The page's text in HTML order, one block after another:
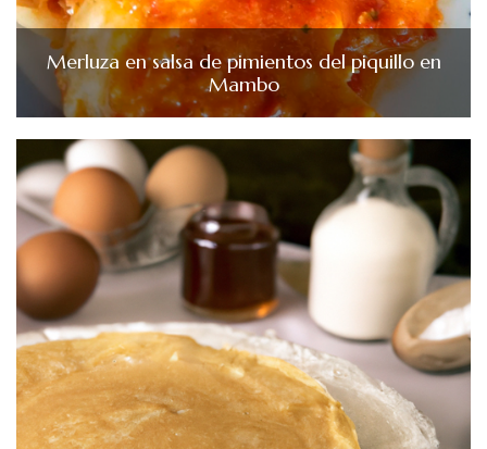
Merluza en salsa de pimientos del piquillo en
Mambo